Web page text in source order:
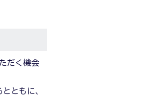
だく機会
ともに、